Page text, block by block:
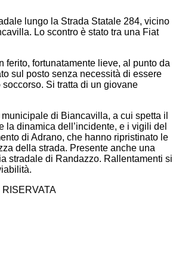
lungo la Strada Statale 284, vicino
Lo scontro è stato tra una Fiat
ferito, fortunatamente lieve, al punto da
sul posto senza necessità di essere
Si tratta di un giovane
di Biancavilla, a cui spetta il
la dinamica dell’incidente, e i vigili del
di Adrano, che hanno ripristinato le
della strada. Presente anche una
stradale di Randazzo. Rallentamenti si